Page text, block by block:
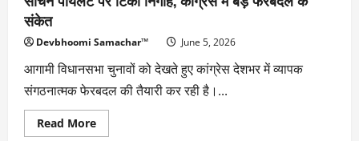
संकेत
Devbhoomi Samachar™ June 5, 2026
आगामी विधानसभा चुनावों को देखते हुए कांग्रेस देशभर में व्यापक
संगठनात्मक फेरबदल की तैयारी कर रही है।...
Read MoreRead
more